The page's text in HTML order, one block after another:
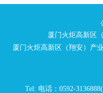
厦门火炬高新区
厦门火炬高新区（翔安）产
Tel: 电话：0592-